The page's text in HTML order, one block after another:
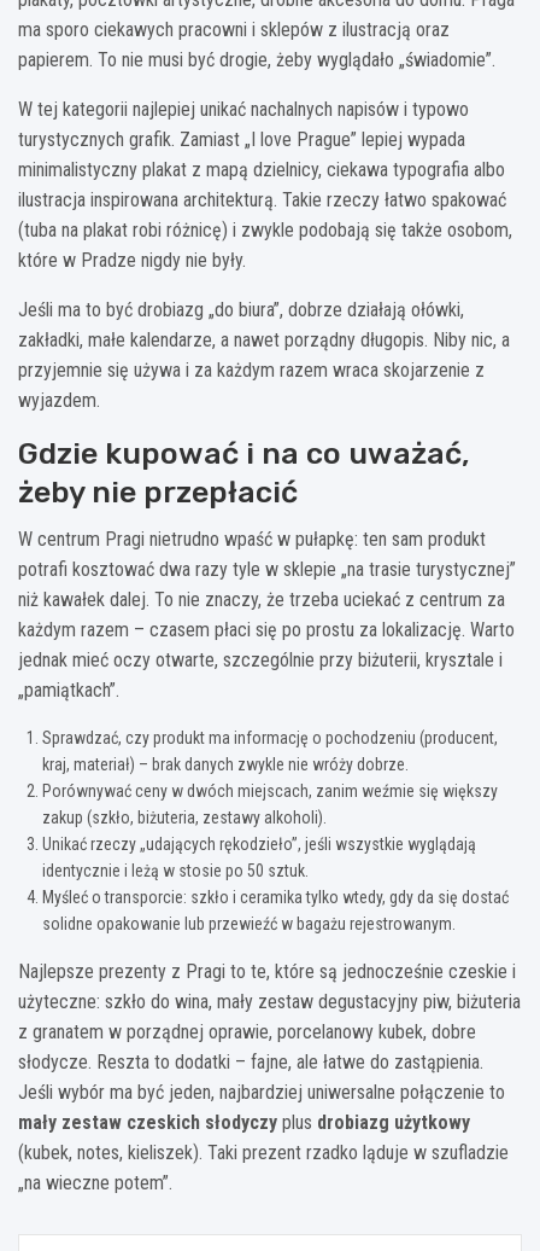
ma sporo ciekawych pracowni i sklepów z ilustracją oraz
papierem. To nie musi być drogie, żeby wyglądało „świadomie”.
W tej kategorii najlepiej unikać nachalnych napisów i typowo
turystycznych grafik. Zamiast „I love Prague” lepiej wypada
minimalistyczny plakat z mapą dzielnicy, ciekawa typografia albo
ilustracja inspirowana architekturą. Takie rzeczy łatwo spakować
(tuba na plakat robi różnicę) i zwykle podobają się także osobom,
które w Pradze nigdy nie były.
Jeśli ma to być drobiazg „do biura”, dobrze działają ołówki,
zakładki, małe kalendarze, a nawet porządny długopis. Niby nic, a
przyjemnie się używa i za każdym razem wraca skojarzenie z
wyjazdem.
Gdzie kupować i na co uważać,
żeby nie przepłacić
W centrum Pragi nietrudno wpaść w pułapkę: ten sam produkt
potrafi kosztować dwa razy tyle w sklepie „na trasie turystycznej”
niż kawałek dalej. To nie znaczy, że trzeba uciekać z centrum za
każdym razem – czasem płaci się po prostu za lokalizację. Warto
jednak mieć oczy otwarte, szczególnie przy biżuterii, krysztale i
„pamiątkach”.
Sprawdzać, czy produkt ma informację o pochodzeniu (producent,
kraj, materiał) – brak danych zwykle nie wróży dobrze.
Porównywać ceny w dwóch miejscach, zanim weźmie się większy
zakup (szkło, biżuteria, zestawy alkoholi).
Unikać rzeczy „udających rękodzieło”, jeśli wszystkie wyglądają
identycznie i leżą w stosie po 50 sztuk.
Myśleć o transporcie: szkło i ceramika tylko wtedy, gdy da się dostać
solidne opakowanie lub przewieźć w bagażu rejestrowanym.
Najlepsze prezenty z Pragi to te, które są jednocześnie czeskie i
użyteczne: szkło do wina, mały zestaw degustacyjny piw, biżuteria
z granatem w porządnej oprawie, porcelanowy kubek, dobre
słodycze. Reszta to dodatki – fajne, ale łatwe do zastąpienia.
Jeśli wybór ma być jeden, najbardziej uniwersalne połączenie to
mały zestaw czeskich słodyczy plus drobiazg użytkowy
(kubek, notes, kieliszek). Taki prezent rzadko ląduje w szufladzie
„na wieczne potem”.